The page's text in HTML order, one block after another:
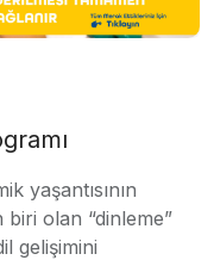
yaşantısının
olan “dinleme”
gelişimini